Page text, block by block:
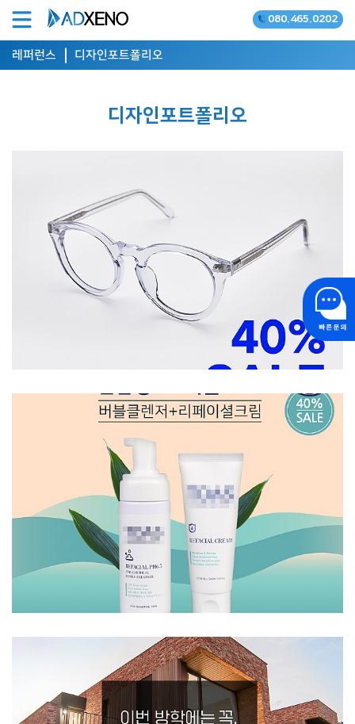
온라인광고 공식대행사 080.465.0202
레퍼런스 디자인포트폴리오
디자인포트폴리오